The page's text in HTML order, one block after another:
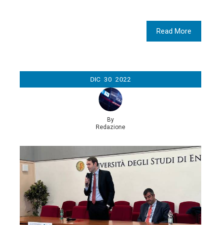
Read More
DIC 30 2022
By
Redazione